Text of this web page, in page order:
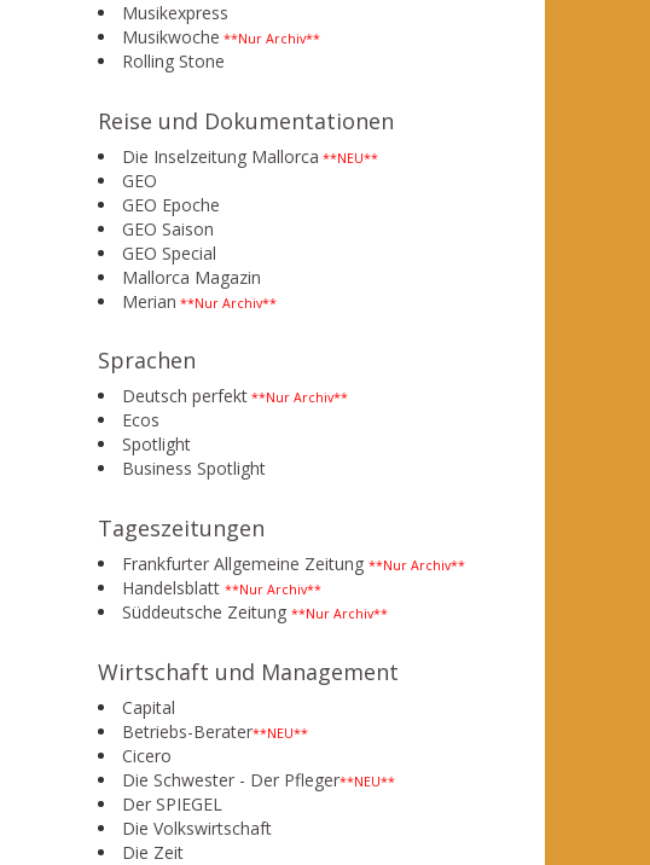
Musikexpress
Musikwoche **Nur Archiv**
Rolling Stone
Reise und Dokumentationen
Die Inselzeitung Mallorca **NEU**
GEO
GEO Epoche
GEO Saison
GEO Special
Mallorca Magazin
Merian **Nur Archiv**
Sprachen
Deutsch perfekt **Nur Archiv**
Ecos
Spotlight
Business Spotlight
Tageszeitungen
Frankfurter Allgemeine Zeitung **Nur Archiv**
Handelsblatt **Nur Archiv**
Süddeutsche Zeitung **Nur Archiv**
Wirtschaft und Management
Capital
Betriebs-Berater**NEU**
Cicero
Die Schwester - Der Pfleger**NEU**
Der SPIEGEL
Die Volkswirtschaft
Die Zeit